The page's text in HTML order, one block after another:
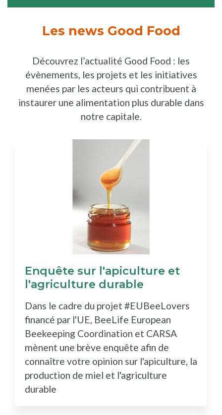
Les news Good Food
Découvrez l’actualité Good Food : les
évènements, les projets et les initiatives
menées par les acteurs qui contribuent à
instaurer une alimentation plus durable dans
notre capitale.
Enquête sur l'apiculture et
l'agriculture durable
Dans le cadre du projet #EUBeeLovers
financé par l'UE, BeeLife European
Beekeeping Coordination et CARSA
mènent une brève enquête afin de
connaître votre opinion sur l'apiculture, la
production de miel et l'agriculture
durable